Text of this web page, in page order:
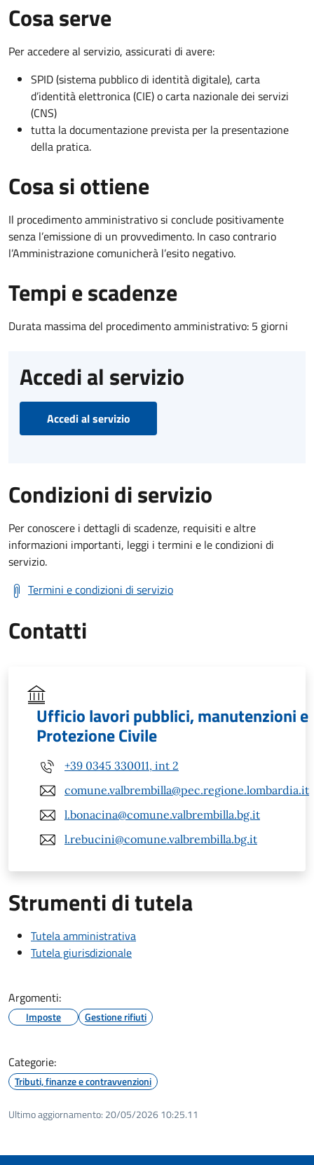
Cosa serve
Per accedere al servizio, assicurati di avere:
SPID (sistema pubblico di identità digitale), carta
d’identità elettronica (CIE) o carta nazionale dei servizi
(CNS)
tutta la documentazione prevista per la presentazione
della pratica.
Cosa si ottiene
Il procedimento amministrativo si conclude positivamente
senza l’emissione di un provvedimento. In caso contrario
l’Amministrazione comunicherà l’esito negativo.
Tempi e scadenze
Durata massima del procedimento amministrativo: 5 giorni
Accedi al servizio
Accedi al servizio
Condizioni di servizio
Per conoscere i dettagli di scadenze, requisiti e altre
informazioni importanti, leggi i termini e le condizioni di
servizio.
Termini e condizioni di servizio
Contatti
Ufficio lavori pubblici, manutenzioni e
Protezione Civile
+39 0345 330011, int 2
comune.valbrembilla@pec.regione.lombardia.it
l.bonacina@comune.valbrembilla.bg.it
l.rebucini@comune.valbrembilla.bg.it
Strumenti di tutela
Tutela amministrativa
Tutela giurisdizionale
Argomenti:
Imposte Gestione rifiuti
Categorie:
Tributi, finanze e contravvenzioni
Ultimo aggiornamento: 20/05/2026 10:25.11